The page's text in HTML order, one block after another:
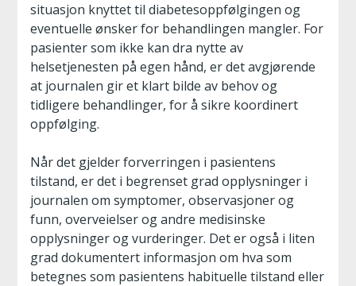
situasjon knyttet til diabetesoppfølgingen og
eventuelle ønsker for behandlingen mangler. For
pasienter som ikke kan dra nytte av
helsetjenesten på egen hånd, er det avgjørende
at journalen gir et klart bilde av behov og
tidligere behandlinger, for å sikre koordinert
oppfølging.
Når det gjelder forverringen i pasientens
tilstand, er det i begrenset grad opplysninger i
journalen om symptomer, observasjoner og
funn, overveielser og andre medisinske
opplysninger og vurderinger. Det er også i liten
grad dokumentert informasjon om hva som
betegnes som pasientens habituelle tilstand eller